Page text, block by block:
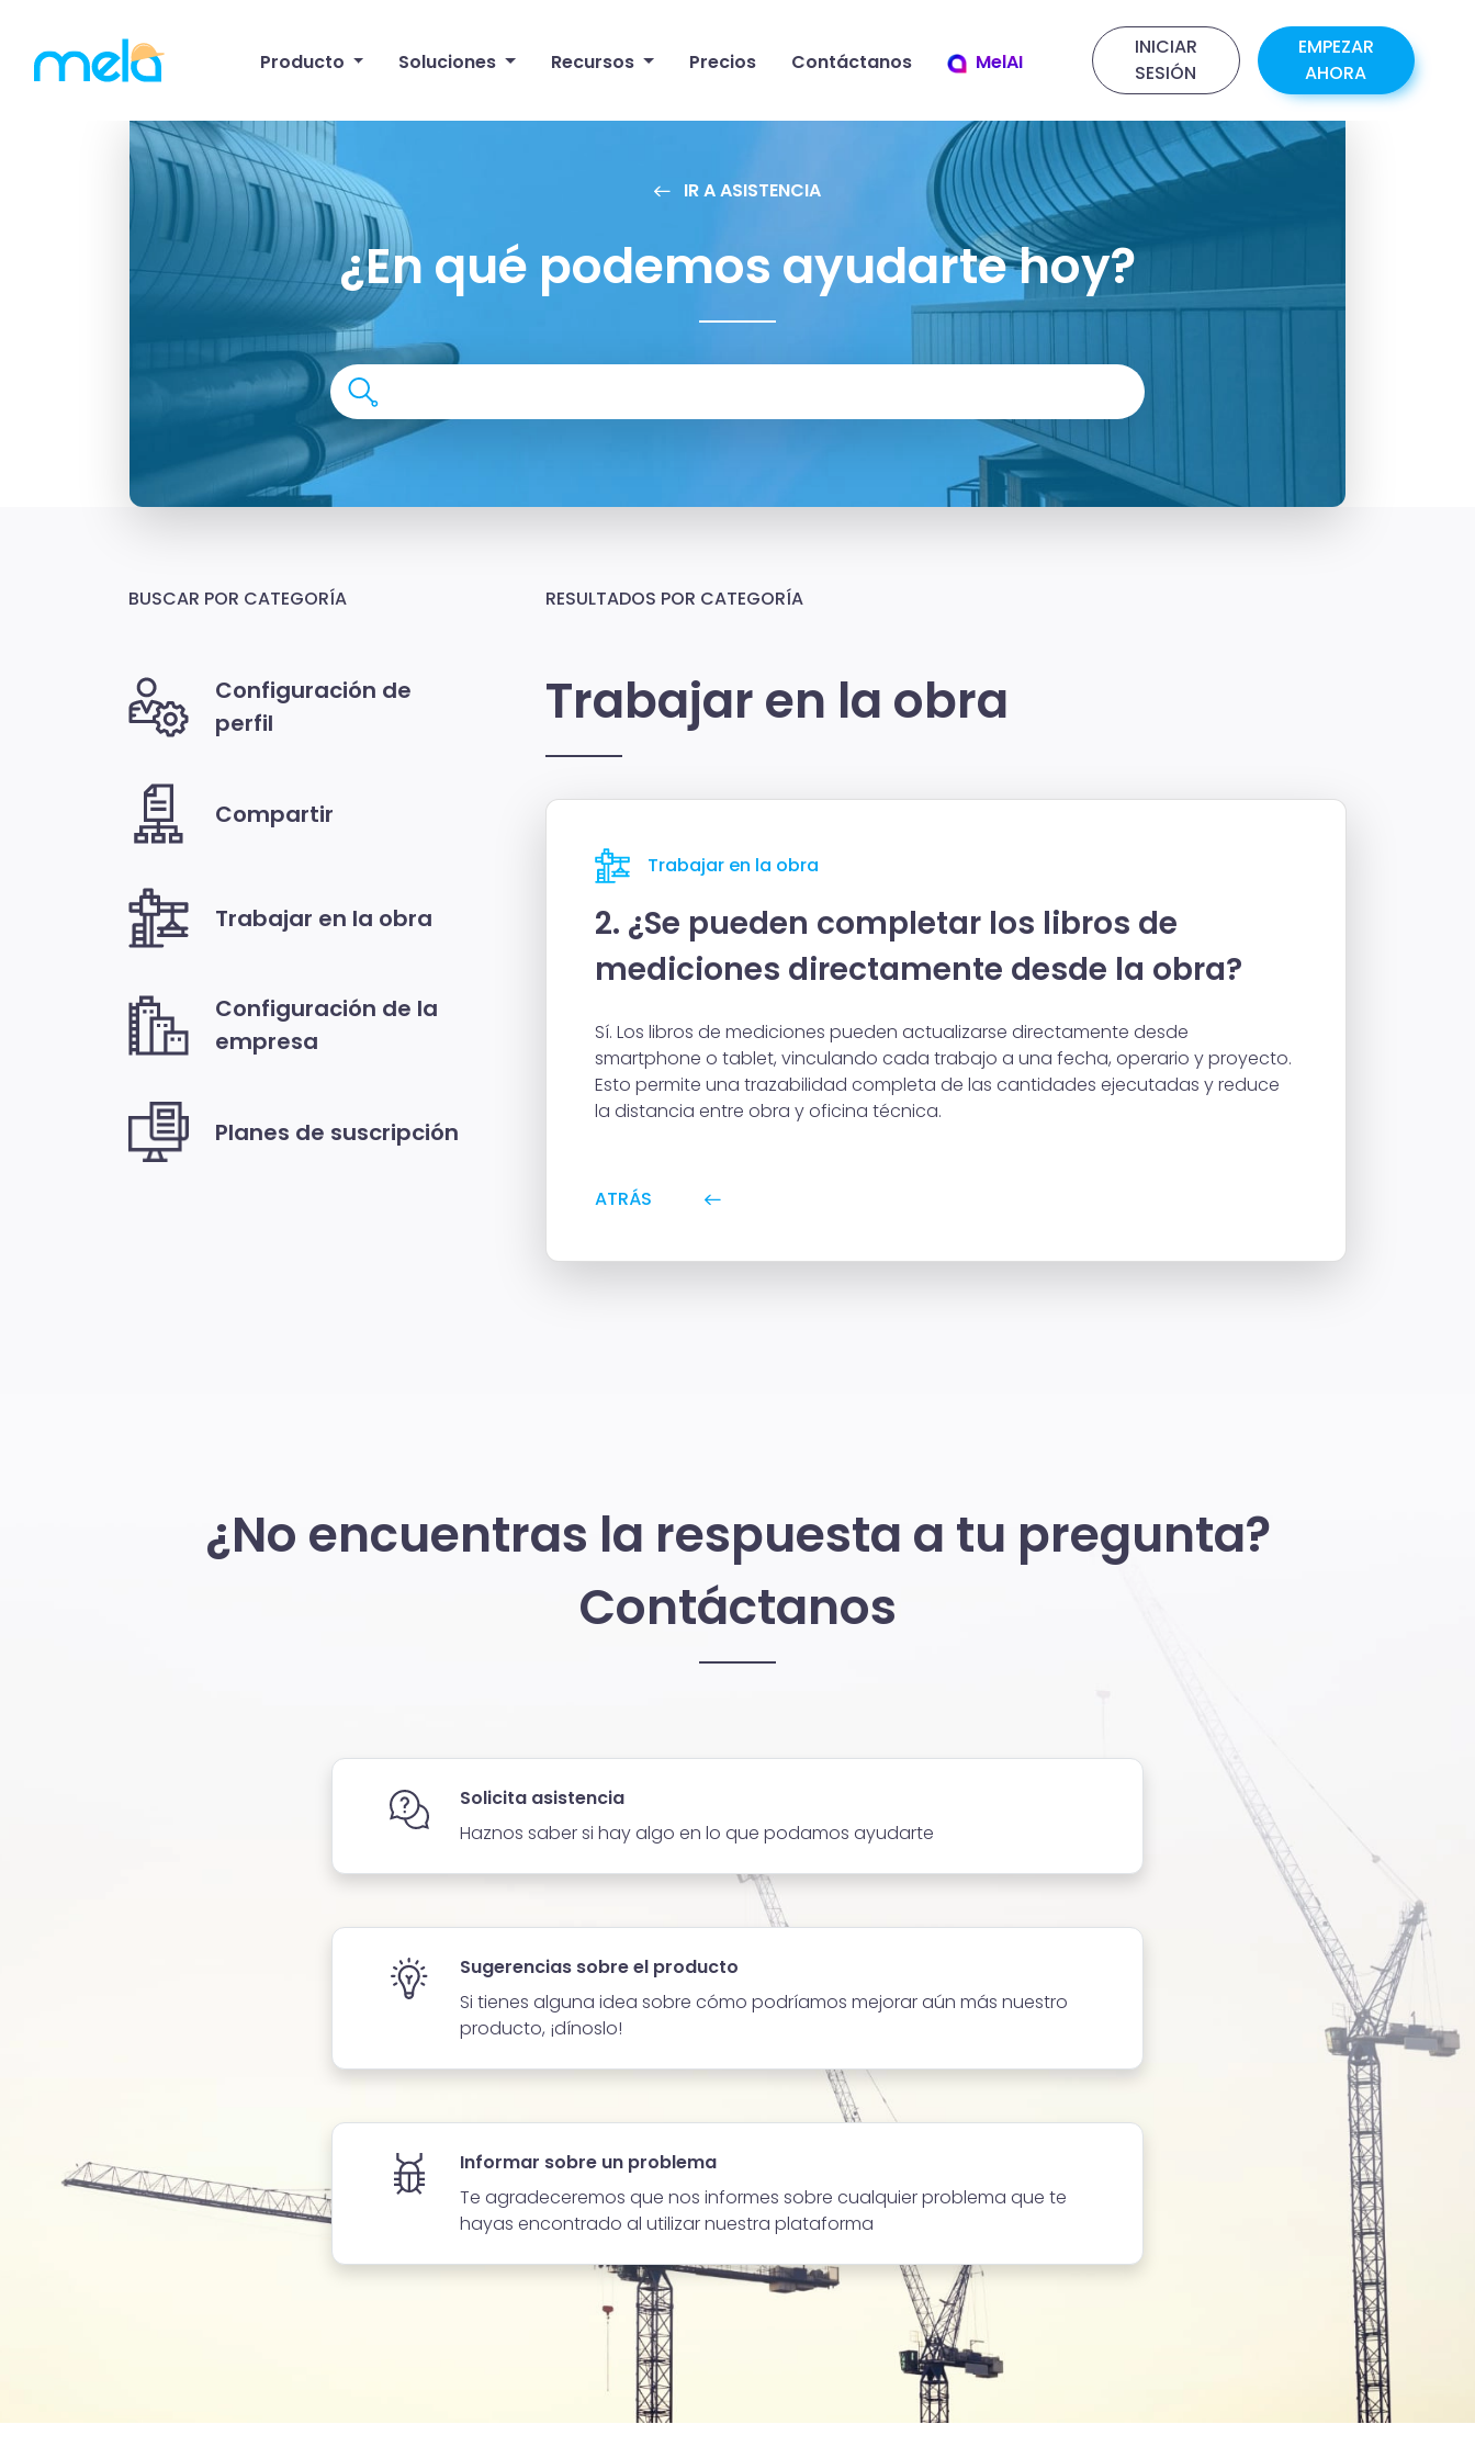
Producto Soluciones Recursos Precios Contáctanos MelAI
INICIAR
SESIÓN
EMPEZAR
AHORA
IR A ASISTENCIA
¿En qué podemos ayudarte hoy?
BUSCAR POR CATEGORÍA
Configuración de
perfil
Compartir
Trabajar en la obra
Configuración de la
empresa
Planes de suscripción
RESULTADOS POR CATEGORÍA
Trabajar en la obra
Trabajar en la obra
2. ¿Se pueden completar los libros de
mediciones directamente desde la obra?
Sí. Los libros de mediciones pueden actualizarse directamente desde
smartphone o tablet, vinculando cada trabajo a una fecha, operario y proyecto.
Esto permite una trazabilidad completa de las cantidades ejecutadas y reduce
la distancia entre obra y oficina técnica.
ATRÁS
¿No encuentras la respuesta a tu pregunta?
Contáctanos
Solicita asistencia
Haznos saber si hay algo en lo que podamos ayudarte
Sugerencias sobre el producto
Si tienes alguna idea sobre cómo podríamos mejorar aún más nuestro
producto, ¡dínoslo!
Informar sobre un problema
Te agradeceremos que nos informes sobre cualquier problema que te
hayas encontrado al utilizar nuestra plataforma